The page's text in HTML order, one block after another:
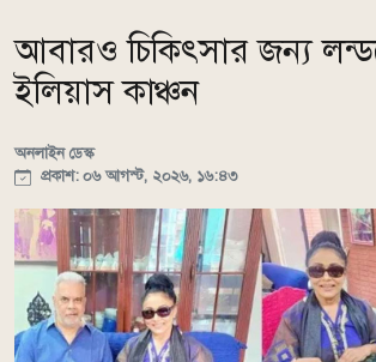
আবারও চিকিৎসার জন্য
ইলিয়াস কাঞ্চন
অনলাইন ডেস্ক
প্রকাশ: ০৬ আগস্ট, ২০২৬, ১৬:৪৩